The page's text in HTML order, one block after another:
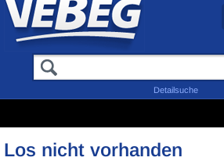
Detailsuche
Los nicht vorhanden